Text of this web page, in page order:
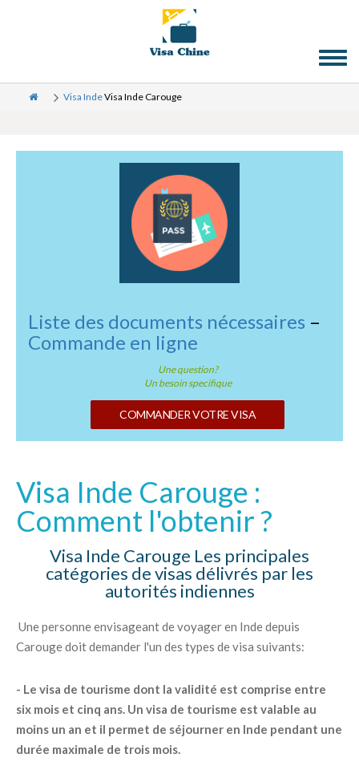
Visa IndeVisa Inde Carouge
Liste des documents nécessaires –
Commande en ligne
Une question?
Un besoin specifique
COMMANDER VOTRE VISA
Visa Inde Carouge :
Comment l'obtenir ?
Visa Inde Carouge Les principales
catégories de visas délivrés par les
autorités indiennes
Une personne envisageant de voyager en Inde depuis
Carouge doit demander l'un des types de visa suivants:
- Le visa de tourisme dont la validité est comprise entre
six mois et cinq ans. Un visa de tourisme est valable au
moins un an et il permet de séjourner en Inde pendant une
durée maximale de trois mois.